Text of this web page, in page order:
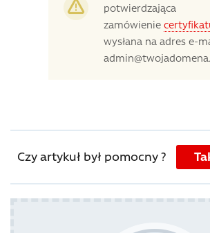
potwierdzająca
zamówienie
wysłana na adres e-
Czy artykuł był pomocny ?